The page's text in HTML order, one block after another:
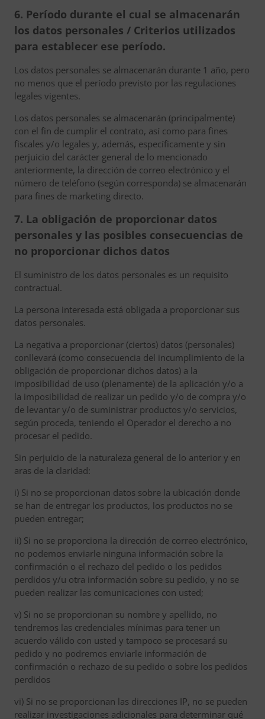
6. Período durante el cual se almacenarán
los datos personales / Criterios utilizados
para establecer ese período.
Los datos personales se almacenarán durante 1 año, pero
no menos que el período previsto por las regulaciones
legales vigentes.
Los datos personales se almacenarán (principalmente)
con el fin de cumplir el contrato, así como para fines
fiscales y/o legales y, además, específicamente y sin
perjuicio del carácter general de lo mencionado
anteriormente, la dirección de correo electrónico y el
número de teléfono (según corresponda) se almacenarán
para fines de marketing directo.
7. La obligación de proporcionar datos
personales y las posibles consecuencias de
no proporcionar dichos datos
El suministro de los datos personales es un requisito
contractual.
La persona interesada está obligada a proporcionar sus
datos personales.
La negativa a proporcionar (ciertos) datos (personales)
conllevará (como consecuencia del incumplimiento de la
obligación de proporcionar dichos datos) a la
imposibilidad de uso (plenamente) de la aplicación y/o a
la imposibilidad de realizar un pedido y/o de compra y/o
de levantar y/o de suministrar productos y/o servicios,
según proceda, teniendo el Operador el derecho a no
procesar el pedido.
Sin perjuicio de la naturaleza general de lo anterior y en
aras de la claridad:
i) Si no se proporcionan datos sobre la ubicación donde
se han de entregar los productos, los productos no se
pueden entregar;
ii) Si no se proporciona la dirección de correo electrónico,
no podemos enviarle ninguna información sobre la
confirmación o el rechazo del pedido o los pedidos
perdidos y/u otra información sobre su pedido, y no se
pueden realizar las comunicaciones con usted;
v) Si no se proporcionan su nombre y apellido, no
tendremos las credenciales mínimas para tener un
acuerdo válido con usted y tampoco se procesará su
pedido y no podremos enviarle información de
confirmación o rechazo de su pedido o sobre los pedidos
perdidos
vi) Si no se proporcionan las direcciones IP, no se pueden
realizar investigaciones adicionales para determinar qué